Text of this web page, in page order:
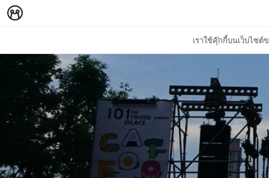
เราใช้คุ๊กกี้บนเว็บไซ